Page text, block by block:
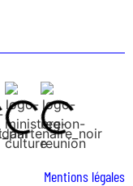
Mentions légales